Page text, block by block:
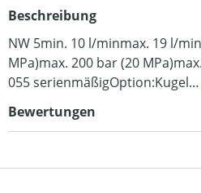
Beschreibung
NW 5min. 10 l/minmax. 19 l/
MPa)max. 200 bar (20
055 serienmäßigOption:Kugel…
Bewertungen